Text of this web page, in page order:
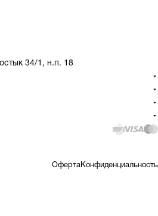
34/1, н.п. 18
ОфертаКонфиденциальность